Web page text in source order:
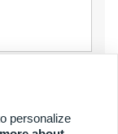
personalize